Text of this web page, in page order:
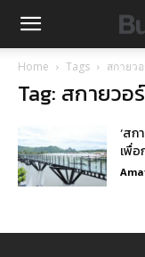
Home Tags สกายว
Tag: สกายว
‘สก
เพื่